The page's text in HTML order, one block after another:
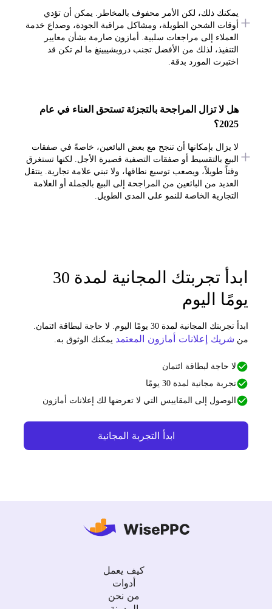
يمكنك ذلك، لكن الأمر محفوف بالمخاطر. يمكن أن تؤدي
أوقات الشحن الطويلة، ومشاكل مراقبة الجودة، وصداع خدمة
العملاء إلى مراجعات سلبية. أمازون صارمة بشأن معايير
التنفيذ، لذلك من الأفضل تجنب دروبشيبينغ ما لم تكن قد
اختبرت المورد بدقة.
هل لا تزال المراجحة بالتجزئة تستحق العناء في عام
لا يزال بإمكانها أن تنجح مع بعض البائعين، خاصةً في صفقات
البيع بالتقسيط أو صفقات التصفية قصيرة الأجل. لكنها تستغرق
وقتاً طويلاً، ويصعب توسيع نطاقها، ولا تبني علامة تجارية. ينتقل
العديد من البائعين من المراجحة إلى البيع بالجملة أو العلامة
التجارية الخاصة للنمو على المدى الطويل.
ابدأ تجربتك المجانية لمدة 30
اليوم
ابدأ تجربتك المجانية لمدة 30 يومًا اليوم. لا حاجة لبطاقة ائتمان.
شريك إعلانات أمازون المعتمد يمكنك الوثوق به.
لا حاجة لبطاقة ائتمان
تجربة مجانية لمدة 30 يومًا
الوصول إلى المقاييس التي لا تعرضها لك إعلانات أمازون
ابدأ التجربة المجانية
كيف يعمل
من نحن